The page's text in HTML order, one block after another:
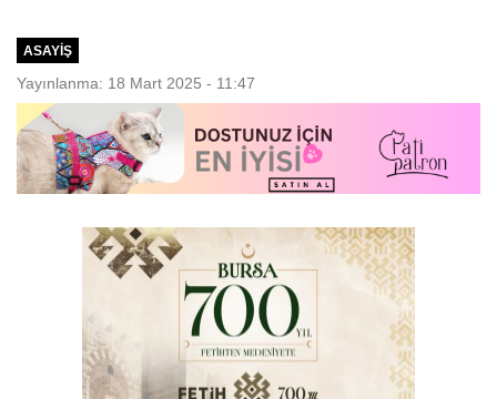
ASAYIŞ
Yayınlanma: 18 Mart 2025 - 11:47